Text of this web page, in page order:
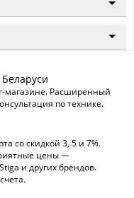
магазине. Расширенный
по технике.
со скидкой 3, 5 и 7%.
цены —
и других брендов.